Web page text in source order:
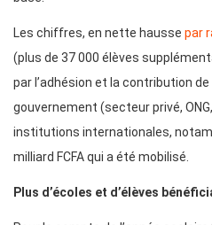
Les chiffres, en nette hausse par
(plus de 37 000 élèves
par l’adhésion et la contribution
gouvernement (secteur privé,
institutions internationales,
milliard FCFA qui a été mobilisé.
Plus d’écoles et d’élèves